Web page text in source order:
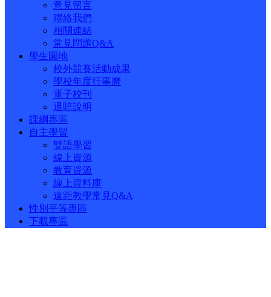
意見留言
聯絡我們
相關連結
常見問題Q&A
學生園地
校外競賽活動成果
學校年度行事曆
電子校刊
退賠說明
課綱專區
自主學習
雙語學習
線上資源
教育資源
線上資料庫
遠距教學常見Q&A
性別平等專區
下載專區